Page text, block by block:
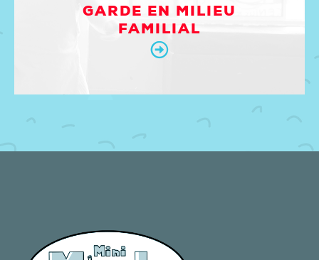
GARDE EN MILIEU
FAMILIAL